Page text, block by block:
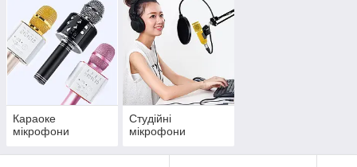
Караоке
мікрофони
Студійні
мікрофони